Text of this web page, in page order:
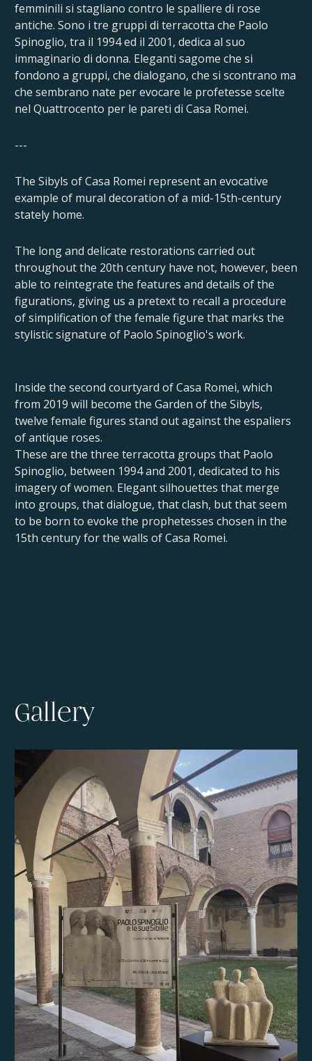
femminili si stagliano contro le spalliere di rose
antiche. Sono i tre gruppi di terracotta che Paolo
Spinoglio, tra il 1994 ed il 2001, dedica al suo
immaginario di donna. Eleganti sagome che si
fondono a gruppi, che dialogano, che si scontrano ma
che sembrano nate per evocare le profetesse scelte
nel Quattrocento per le pareti di Casa Romei.
---
The Sibyls of Casa Romei represent an evocative
example of mural decoration of a mid-15th-century
stately home.
The long and delicate restorations carried out
throughout the 20th century have not, however, been
able to reintegrate the features and details of the
figurations, giving us a pretext to recall a procedure
of simplification of the female figure that marks the
stylistic signature of Paolo Spinoglio's work.
Inside the second courtyard of Casa Romei, which
from 2019 will become the Garden of the Sibyls,
twelve female figures stand out against the espaliers
of antique roses.
These are the three terracotta groups that Paolo
Spinoglio, between 1994 and 2001, dedicated to his
imagery of women. Elegant silhouettes that merge
into groups, that dialogue, that clash, but that seem
to be born to evoke the prophetesses chosen in the
15th century for the walls of Casa Romei.
Gallery